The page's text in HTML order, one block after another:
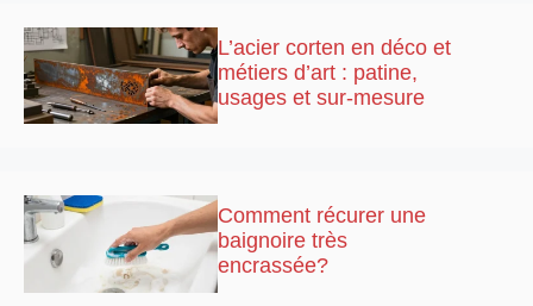
L’acier corten en déco et
métiers d’art : patine,
usages et sur-mesure
Comment récurer une
baignoire très
encrassée?